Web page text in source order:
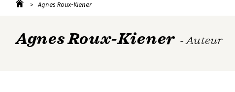
Agnes Roux-Kiener
Agnes Roux-Kiener - Auteur